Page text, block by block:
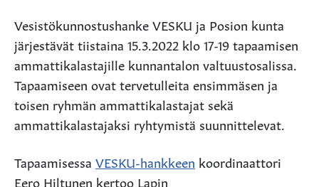
Vesistökunnostushanke VESKU ja Posion kunta
järjestävät tiistaina 15.3.2022 klo 17-19 tapaamisen
ammattikalastajille kunnantalon valtuustosalissa.
Tapaamiseen ovat tervetulleita ensimmäsen ja
toisen ryhmän ammattikalastajat sekä
ammattikalastajaksi ryhtymistä suunnittelevat.
Tapaamisessa VESKU-hankkeen koordinaattori
Eero Hiltunen kertoo Lapin